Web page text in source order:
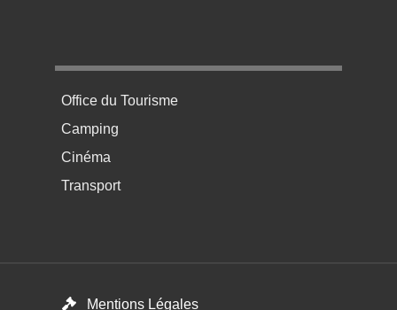
Menu pratique bas de page 4
Office du Tourisme
Camping
Cinéma
Transport
Mentions Légales